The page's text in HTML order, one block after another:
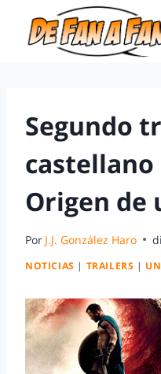
Segundo
castellano
Origen de
Por J.J. González Haro
NOTICIAS | TRAILERS |